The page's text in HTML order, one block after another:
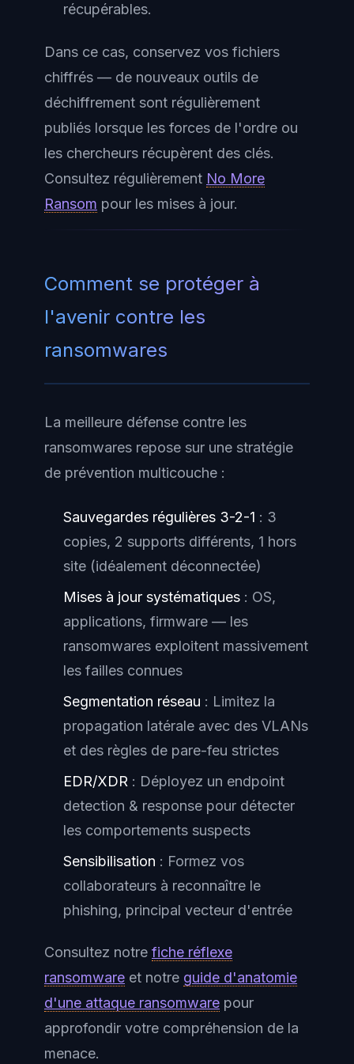
récupérables.
Dans ce cas, conservez vos fichiers
chiffrés — de nouveaux outils de
déchiffrement sont régulièrement
publiés lorsque les forces de l'ordre ou
les chercheurs récupèrent des clés.
Consultez régulièrement No More
Ransom pour les mises à jour.
Comment se protéger à
l'avenir contre les
ransomwares
La meilleure défense contre les
ransomwares repose sur une stratégie
de prévention multicouche :
Sauvegardes régulières 3-2-1 : 3
copies, 2 supports différents, 1 hors
site (idéalement déconnectée)
Mises à jour systématiques : OS,
applications, firmware — les
ransomwares exploitent massivement
les failles connues
Segmentation réseau : Limitez la
propagation latérale avec des VLANs
et des règles de pare-feu strictes
EDR/XDR : Déployez un endpoint
detection & response pour détecter
les comportements suspects
Sensibilisation : Formez vos
collaborateurs à reconnaître le
phishing, principal vecteur d'entrée
Consultez notre fiche réflexe
ransomware et notre guide d'anatomie
d'une attaque ransomware pour
approfondir votre compréhension de la
menace.